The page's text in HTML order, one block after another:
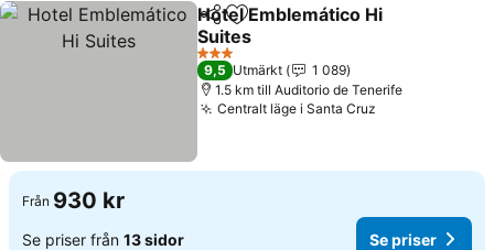
Dela Lägg till i Mina Favoriter
Hotel Emblemático Hi
Suites
3 Stjärnor
9,5 Utmärkt
1 089
1.5 km till Auditorio de Tenerife
Centralt läge i Santa Cruz
Från 930 kr
Se priser från 13 sidor Se priser